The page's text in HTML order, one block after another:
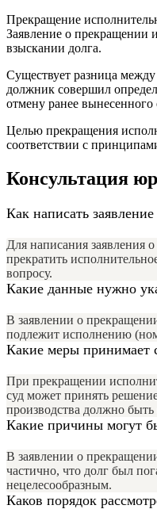
Прекращение
Заявление о прекращении
взыскании долга.
Существует разница между
должник совершил
отмену ранее
Целью прекращения
соответствии с
Консультация
Как написать
Для написания заявления
прекратить
вопросу.
Какие данные нужно
В заявлении о
подлежит исполнению
Какие меры принимает
При прекращении
суд может принять
производства должно
Какие причины могут
В заявлении о
частично, что долг был
нецелесообразным.
Каков порядок